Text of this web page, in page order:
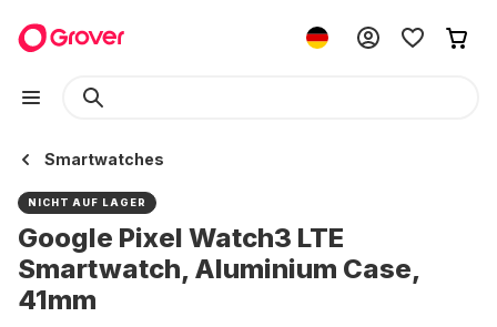
Smartwatches
NICHT AUF LAGER
Google Pixel Watch3 LTE
Smartwatch, Aluminium Case,
41mm